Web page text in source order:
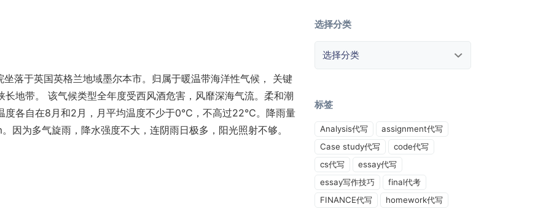
于英国英格兰地域墨尔本市。归属于暖温带海洋性气候， 关键
地带。 该气候类型全年度受西风酒危害，风靡深海气流。柔和潮
度各自在8月和2月，月平均温度不少于0℃，不高过22℃。降雨量
为多气旋雨，降水强度不大，连阴雨日极多，阳光照射不够。
选择分类
标签
Analysis代写
assignment代写
Case study代写
code代写
cs代写
essay代写
essay写作技巧
final代考
FINANCE代写
homework代写